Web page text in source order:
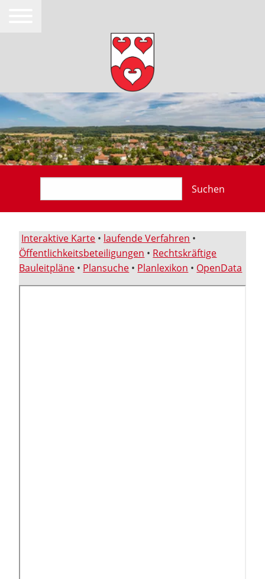
Suchen
Interaktive Karte • laufende Verfahren •
Öffentlichkeitsbeteiligungen • Rechtskräftige
Bauleitpläne • Plansuche • Planlexikon • OpenData